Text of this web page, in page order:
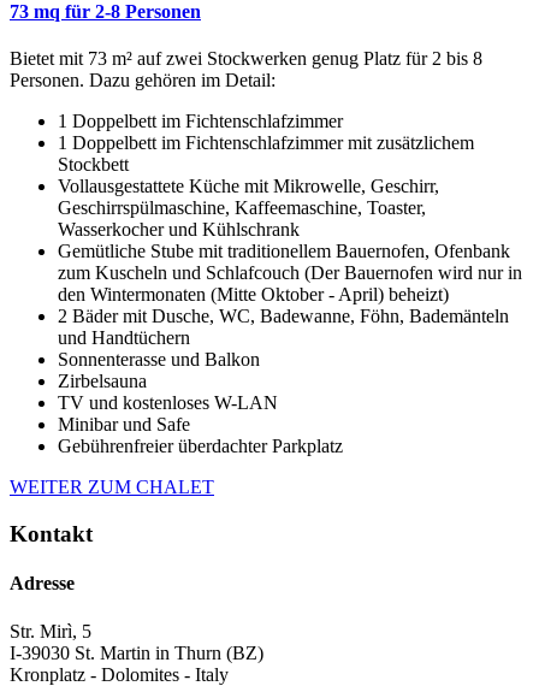
73 mq für 2-8 Personen
Bietet mit 73 m² auf zwei Stockwerken genug Platz für 2 bis 8
Personen. Dazu gehören im Detail:
1 Doppelbett im Fichtenschlafzimmer
1 Doppelbett im Fichtenschlafzimmer mit zusätzlichem
Stockbett
Vollausgestattete Küche mit Mikrowelle, Geschirr,
Geschirrspülmaschine, Kaffeemaschine, Toaster,
Wasserkocher und Kühlschrank
Gemütliche Stube mit traditionellem Bauernofen, Ofenbank
zum Kuscheln und Schlafcouch (Der Bauernofen wird nur in
den Wintermonaten (Mitte Oktober - April) beheizt)
2 Bäder mit Dusche, WC, Badewanne, Föhn, Bademänteln
und Handtüchern
Sonnenterasse und Balkon
Zirbelsauna
TV und kostenloses W-LAN
Minibar und Safe
Gebührenfreier überdachter Parkplatz
WEITER ZUM CHALET
Kontakt
Adresse
Str. Mirì, 5
I-39030 St. Martin in Thurn (BZ)
Kronplatz - Dolomites - Italy